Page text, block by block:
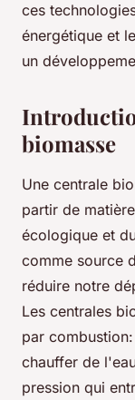
ces
énergétique et
un
biomasse
Une centrale
partir de
écologique et
comme source
réduire notre
Les centrales
par
chauffer de
pression qui